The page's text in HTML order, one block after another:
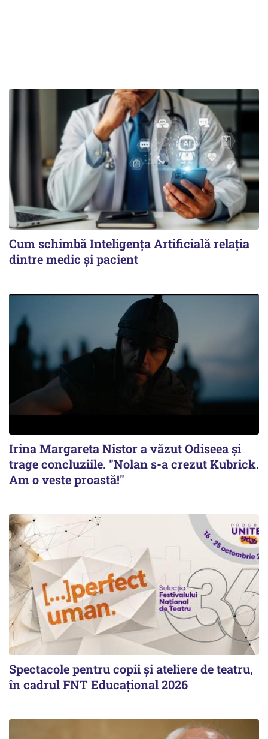
Cum schimbă Inteligența Artificială relația
dintre medic și pacient
Irina Margareta Nistor a văzut Odiseea şi
trage concluziile. "Nolan s-a crezut Kubrick.
Am o veste proastă!"
Spectacole pentru copii și ateliere de teatru,
în cadrul FNT Educațional 2026